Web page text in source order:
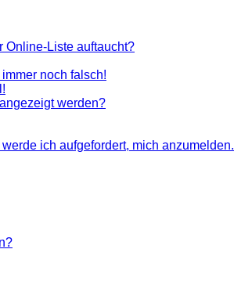
Online-Liste auftaucht?
noch falsch!
werden?
ich aufgefordert, mich anzumelden.